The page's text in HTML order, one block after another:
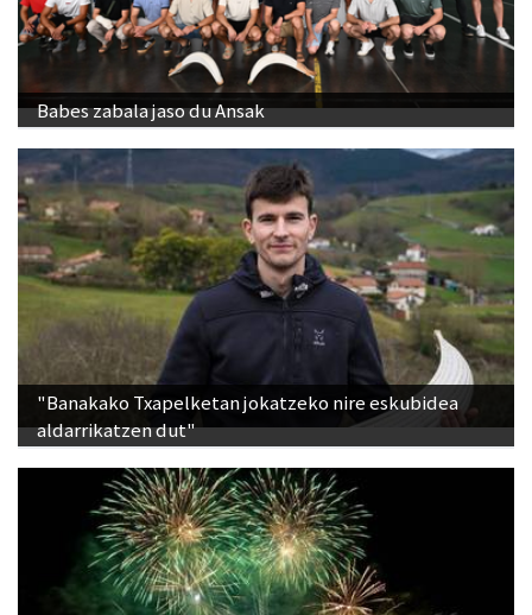
Babes zabala jaso du Ansak
"Banakako Txapelketan jokatzeko nire eskubidea
aldarrikatzen dut"